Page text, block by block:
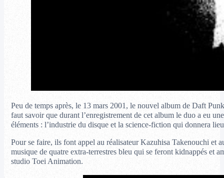
Peu de temps après, le 13 mars 2001, le nouvel album de Daft
faut savoir que durant l’enregistrement de cet album le duo a eu
éléments : l’industrie du disque et la science-fiction qui donnera
Pour se faire, ils font appel au réalisateur Kazuhisa Takenouchi et
musique de quatre extra-terrestres bleu qui se feront kidnappés et
studio Toei Animation.